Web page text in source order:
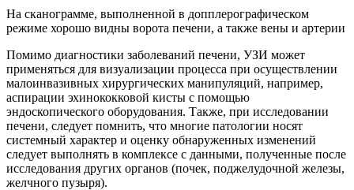
На сканограмме, выполненной в допплерографическом
режиме хорошо видны ворота печени, а также вены и артерии
Помимо диагностики заболеваний печени, УЗИ может
применяться для визуализации процесса при осуществлении
малоинвазивных хирургических манипуляций, например,
аспирации эхинококковой кисты с помощью
эндоскопического оборудования. Также, при исследовании
печени, следует помнить, что многие патологии носят
системный характер и оценку обнаруженных изменений
следует выполнять в комплексе с данными, полученные после
исследования других органов (почек, поджелудочной железы,
желчного пузыря).